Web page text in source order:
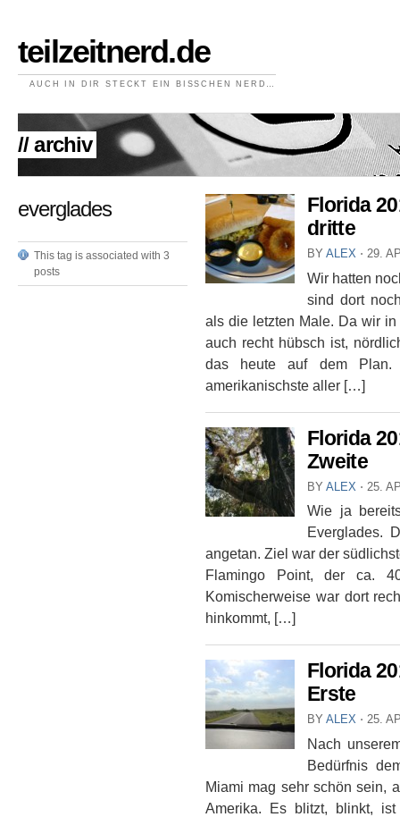
teilzeitnerd.de
AUCH IN DIR STECKT EIN BISSCHEN NERD…
// archiv
everglades
This tag is associated with 3
posts
Florida
dritte
BY ALEX ⋅ 29.
Wir hatten
sind dort
als die letzten Male. Da wir
auch recht hübsch ist,
das heute auf dem Plan.
amerikanischste aller […]
Florida
Zweite
BY ALEX ⋅ 25.
Wie ja
Everglades.
angetan. Ziel war der
Flamingo Point, der ca.
Komischerweise war dort
hinkommt, […]
Florida
Erste
BY ALEX ⋅ 25.
Nach
Bedürfnis
Miami mag sehr schön sein,
Amerika. Es blitzt, blinkt,